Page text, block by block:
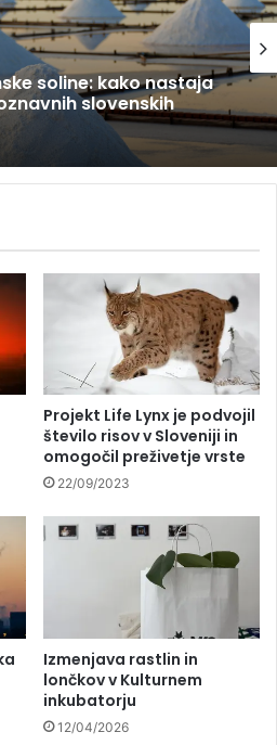
soline: kako nastaja
slovenskih
Znanstveniki
dogaja globoko pod
Projekt Life Lynx je podvojil
število risov v Sloveniji in
omogočil preživetje vrste
22/09/2023
Izmenjava rastlin in
lončkov v Kulturnem
inkubatorju
12/04/2026